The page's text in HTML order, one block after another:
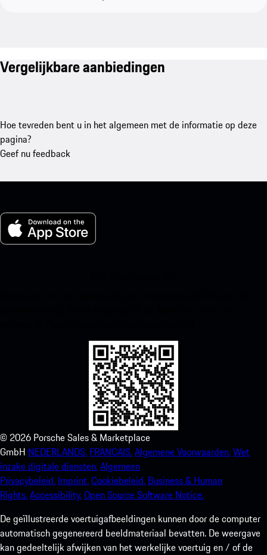
Vergelijkbare aanbiedingen
Hoe tevreden bent u in het algemeen met de informatie op deze
pagina?
Geef nu feedback
© 2026 Porsche Sales & Marketplace
GmbH NEDERLANDS. FRANCAIS.Algemene Voorwaarden.Wet
inzake digitale diensten.Algemeen
Privacybeleid. Imprint.Cookiebeleid. Business & Human
Rights.Accessibility.Open Source Software Notice.
De geïllustreerde voertuigafbeeldingen kunnen door de computer
automatisch gegenereerd beeldmateriaal bevatten. De weergave
kan gedeeltelijk afwijken van het werkelijke voertuig en / of de